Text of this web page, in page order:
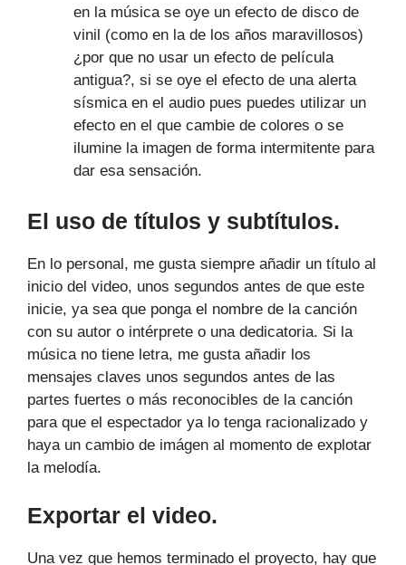
en la música se oye un efecto de disco de
vinil (como en la de los años maravillosos)
¿por que no usar un efecto de película
antigua?, si se oye el efecto de una alerta
sísmica en el audio pues puedes utilizar un
efecto en el que cambie de colores o se
ilumine la imagen de forma intermitente para
dar esa sensación.
El uso de títulos y subtítulos.
En lo personal, me gusta siempre añadir un título al
inicio del video, unos segundos antes de que este
inicie, ya sea que ponga el nombre de la canción
con su autor o intérprete o una dedicatoria. Si la
música no tiene letra, me gusta añadir los
mensajes claves unos segundos antes de las
partes fuertes o más reconocibles de la canción
para que el espectador ya lo tenga racionalizado y
haya un cambio de imágen al momento de explotar
la melodía.
Exportar el video.
Una vez que hemos terminado el proyecto, hay que